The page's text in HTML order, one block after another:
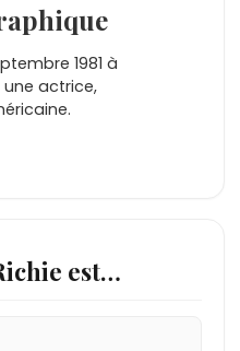
1981 à
une actrice,
est…